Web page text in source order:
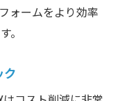
ォームをより効率
。
ク